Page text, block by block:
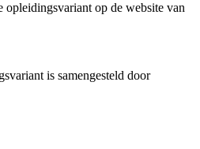
opleidingsvariant op de website van
is samengesteld door